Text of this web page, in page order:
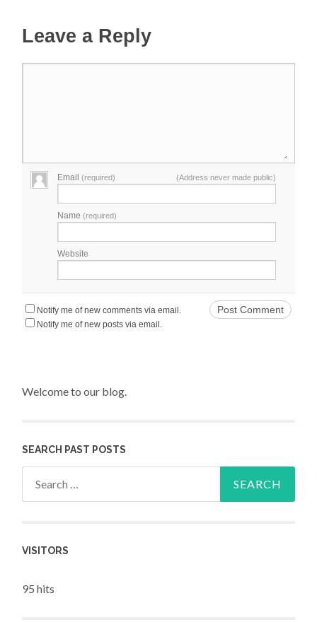
Leave a Reply
Email(required) (Address never made public)
Name(required)
Website
Notify me of new comments via email.
Notify me of new posts via email.
Welcome to our blog.
SEARCH PAST POSTS
VISITORS
95 hits